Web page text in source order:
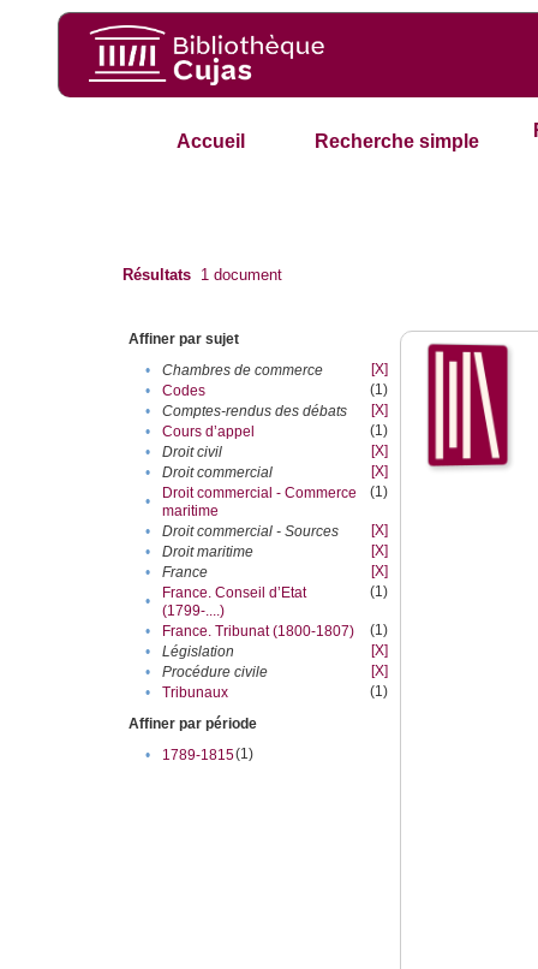
Accueil Recherche simple
Résultats 1 document
Affiner par sujet
•
Chambres de commerce
[X]
•
Codes
(1)
•
Comptes-rendus des débats
[X]
•
Cours d’appel
(1)
•
Droit civil
[X]
•
Droit commercial
[X]
•
Droit commercial - Commerce
maritime
(1)
• Droit commercial - Sources
[X]
•
Droit maritime
[X]
•
France
[X]
•
France. Conseil d’Etat
(1799-....)
(1)
• France. Tribunat (1800-1807)
(1)
•
Législation
[X]
•
Procédure civile
[X]
•
Tribunaux
(1)
Affiner par période
•
1789-1815(1)